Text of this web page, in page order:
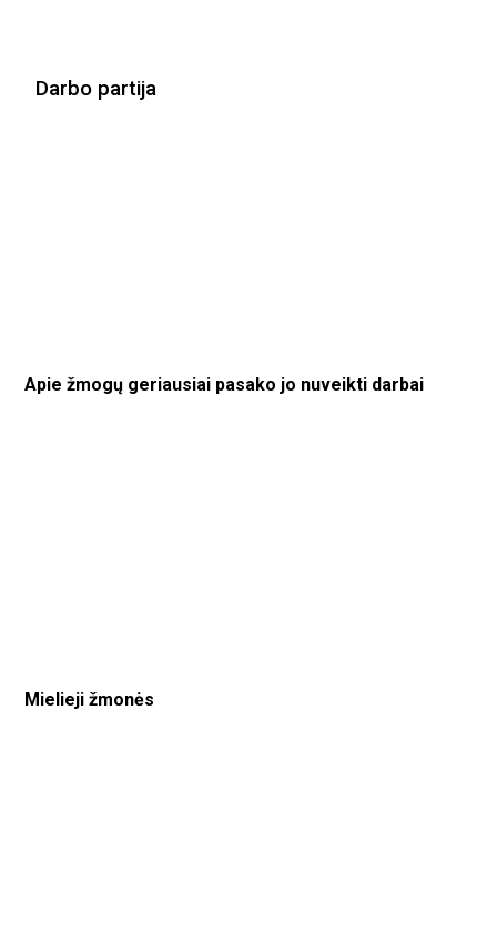
Darbo partija
Apie žmogų geriausiai pasako jo nuveikti darbai
Mielieji žmonės